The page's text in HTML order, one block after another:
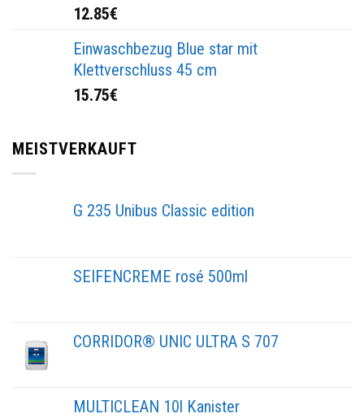
12.85€
Einwaschbezug Blue star mit
Klettverschluss 45 cm
15.75€
MEISTVERKAUFT
G 235 Unibus Classic edition
SEIFENCREME rosé 500ml
CORRIDOR® UNIC ULTRA S 707
MULTICLEAN 10l Kanister